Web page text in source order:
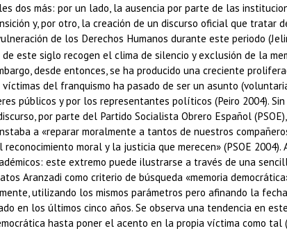
dos más: por un lado, la ausencia por parte de las
y, por otro, la creación de un discurso oficial que
de los Derechos Humanos durante este periodo
este siglo recogen el clima de silencio y exclusión de la
desde entonces, se ha producido una creciente
del franquismo ha pasado de ser un asunto
públicos y por los representantes políticos (Peiro 2004).
por parte del Partido Socialista Obrero Español
a «reparar moralmente a tantos de nuestros
moral y la justicia que merecen» (PSOE
este extremo puede ilustrarse a través de una
Aranzadi como criterio de búsqueda «memoria
utilizando los mismos parámetros pero afinando la
en los últimos cinco años. Se observa una tendencia en
hasta poner el acento en la propia víctima como